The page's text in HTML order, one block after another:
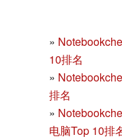
»
10排名
»
排名
»
电脑Top 10排